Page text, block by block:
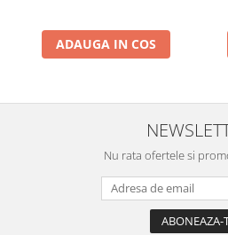
ADAUGA IN COS
Nu rata ofertele si